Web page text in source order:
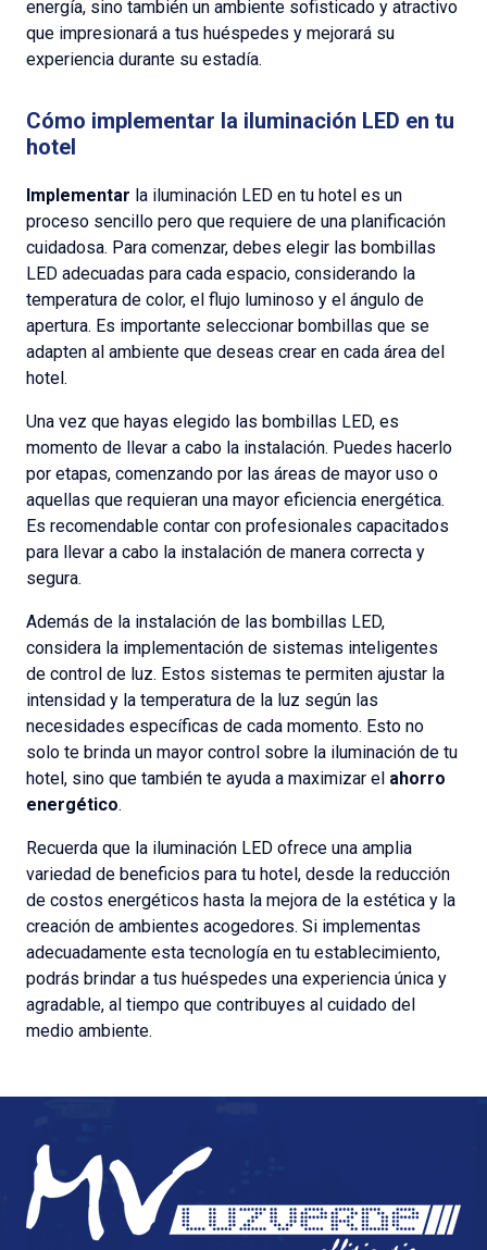
energía, sino también un ambiente sofisticado y atractivo
que impresionará a tus huéspedes y mejorará su
experiencia durante su estadía.
Cómo implementar la iluminación LED en tu
hotel
Implementar la iluminación LED en tu hotel es un
proceso sencillo pero que requiere de una planificación
cuidadosa. Para comenzar, debes elegir las bombillas
LED adecuadas para cada espacio, considerando la
temperatura de color, el flujo luminoso y el ángulo de
apertura. Es importante seleccionar bombillas que se
adapten al ambiente que deseas crear en cada área del
hotel.
Una vez que hayas elegido las bombillas LED, es
momento de llevar a cabo la instalación. Puedes hacerlo
por etapas, comenzando por las áreas de mayor uso o
aquellas que requieran una mayor eficiencia energética.
Es recomendable contar con profesionales capacitados
para llevar a cabo la instalación de manera correcta y
segura.
Además de la instalación de las bombillas LED,
considera la implementación de sistemas inteligentes
de control de luz. Estos sistemas te permiten ajustar la
intensidad y la temperatura de la luz según las
necesidades específicas de cada momento. Esto no
solo te brinda un mayor control sobre la iluminación de tu
hotel, sino que también te ayuda a maximizar el ahorro
energético.
Recuerda que la iluminación LED ofrece una amplia
variedad de beneficios para tu hotel, desde la reducción
de costos energéticos hasta la mejora de la estética y la
creación de ambientes acogedores. Si implementas
adecuadamente esta tecnología en tu establecimiento,
podrás brindar a tus huéspedes una experiencia única y
agradable, al tiempo que contribuyes al cuidado del
medio ambiente.